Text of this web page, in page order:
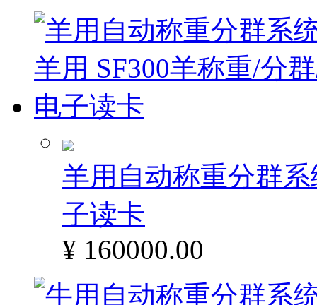
羊用自动称重分群
子读卡
¥ 160000.00